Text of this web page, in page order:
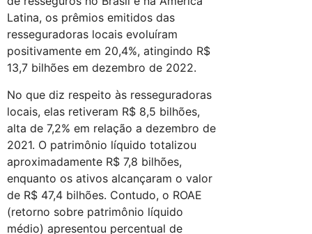
Latina, os prêmios emitidos das
resseguradoras locais evoluíram
positivamente em 20,4%, atingindo R$
13,7 bilhões em dezembro de 2022.
No que diz respeito às resseguradoras
locais, elas retiveram R$ 8,5 bilhões,
alta de 7,2% em relação a dezembro de
2021. O patrimônio líquido totalizou
aproximadamente R$ 7,8 bilhões,
enquanto os ativos alcançaram o valor
de R$ 47,4 bilhões. Contudo, o ROAE
(retorno sobre patrimônio líquido
médio) apresentou percentual de